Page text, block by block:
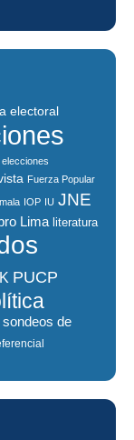
electoral
elecciones
Fuerza Popular
IOP IU JNE
Lima literatura
PUCP
sondeos de